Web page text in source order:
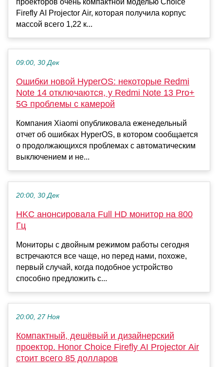
Firefly AI Projector Air, которая получила корпус
массой всего 1,22 к...
09:00, 30 Дек
Ошибки новой HyperOS: некоторые Redmi
Note 14 отключаются, у Redmi Note 13 Pro+
5G проблемы с камерой
Компания Xiaomi опубликовала еженедельный
отчет об ошибках HyperOS, в котором сообщается
о продолжающихся проблемах с автоматическим
выключением и не...
20:00, 30 Дек
HKC анонсировала Full HD монитор на 800
Гц
Мониторы с двойным режимом работы сегодня
встречаются все чаще, но перед нами, похоже,
первый случай, когда подобное устройство
способно предложить с...
20:00, 27 Ноя
Компактный, дешёвый и дизайнерский
проектор. Honor Choice Firefly AI Projector Air
стоит всего 85 долларов